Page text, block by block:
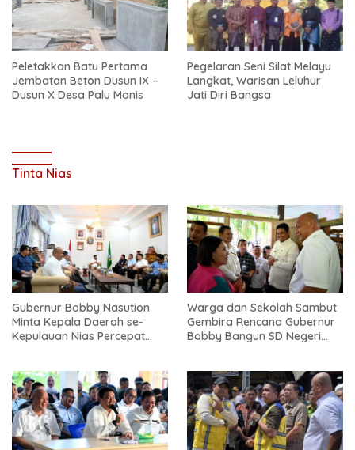
Peletakkan Batu Pertama
Jembatan Beton Dusun IX –
Dusun X Desa Palu Manis
Pegelaran Seni Silat Melayu
Langkat, Warisan Leluhur
Jati Diri Bangsa
Tinta Nias
Gubernur Bobby Nasution
Minta Kepala Daerah se-
Kepulauan Nias Percepat
Warga dan Sekolah Sambut
Gembira Rencana Gubernur
Bobby Bangun SD Negeri